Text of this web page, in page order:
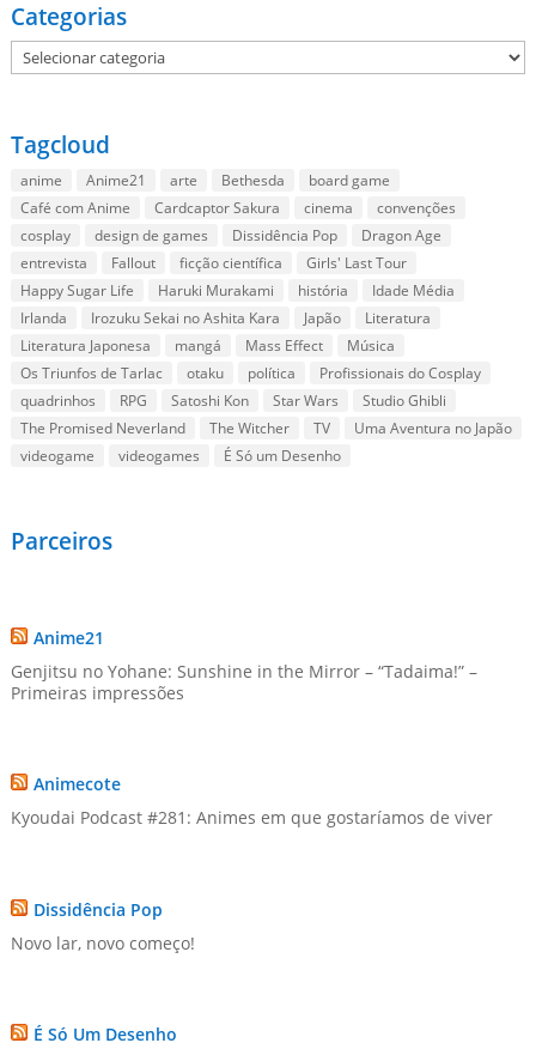
Categorias
Categorias
Tagcloud
anime Anime21 arte Bethesda
board game
Café com Anime
Cardcaptor Sakura cinema
convenções
cosplay
design de games Dissidência Pop
Dragon Age
entrevista
Fallout ficção científica
Girls' Last Tour
Happy Sugar Life
Haruki Murakami história
Idade Média
Irlanda
Irozuku Sekai no Ashita Kara Japão
Literatura
Literatura Japonesa
mangá Mass Effect
Música
Os Triunfos de Tarlac
otaku política
Profissionais do Cosplay
quadrinhos
RPG Satoshi Kon Star Wars
Studio Ghibli
The Promised Neverland
The Witcher TV
Uma Aventura no Japão
videogame
videogames É Só um Desenho
Parceiros
Anime21
Genjitsu no Yohane: Sunshine in the Mirror – “Tadaima!” –
Primeiras impressões
Animecote
Kyoudai Podcast #281: Animes em que gostaríamos de viver
Dissidência Pop
Novo lar, novo começo!
É Só Um Desenho